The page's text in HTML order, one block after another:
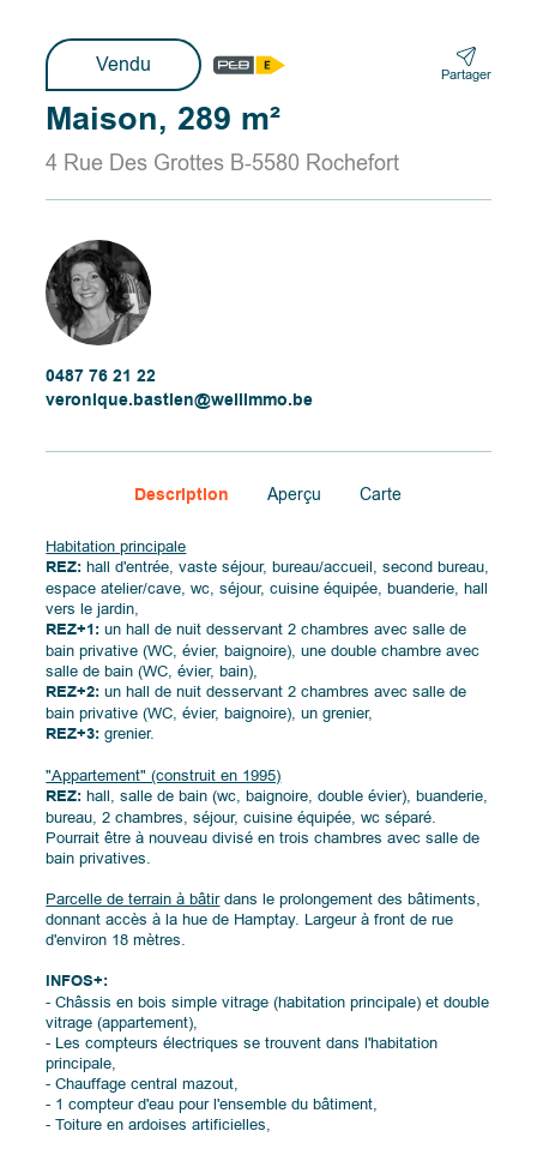
Vendu Partager
Maison, 289 m²
4 Rue Des Grottes B-5580 Rochefort
0487 76 21 22
veronique.bastien@wellimmo.be
Description Aperçu Carte
Habitation principale
REZ: hall d'entrée, vaste séjour, bureau/accueil, second bureau,
espace atelier/cave, wc, séjour, cuisine équipée, buanderie, hall
vers le jardin,
REZ+1: un hall de nuit desservant 2 chambres avec salle de
bain privative (WC, évier, baignoire), une double chambre avec
salle de bain (WC, évier, bain),
REZ+2: un hall de nuit desservant 2 chambres avec salle de
bain privative (WC, évier, baignoire), un grenier,
REZ+3: grenier.
"Appartement" (construit en 1995)
REZ: hall, salle de bain (wc, baignoire, double évier), buanderie,
bureau, 2 chambres, séjour, cuisine équipée, wc séparé.
Pourrait être à nouveau divisé en trois chambres avec salle de
bain privatives.
Parcelle de terrain à bâtirdans le prolongement des bâtiments,
donnant accès à la hue de Hamptay. Largeur à front de rue
d'environ 18 mètres.
INFOS+:
- Châssis en bois simple vitrage (habitation principale) et double
vitrage (appartement),
- Les compteurs électriques se trouvent dans l'habitation
principale,
- Chauffage central mazout,
- 1 compteur d'eau pour l'ensemble du bâtiment,
- Toiture en ardoises artificielles,